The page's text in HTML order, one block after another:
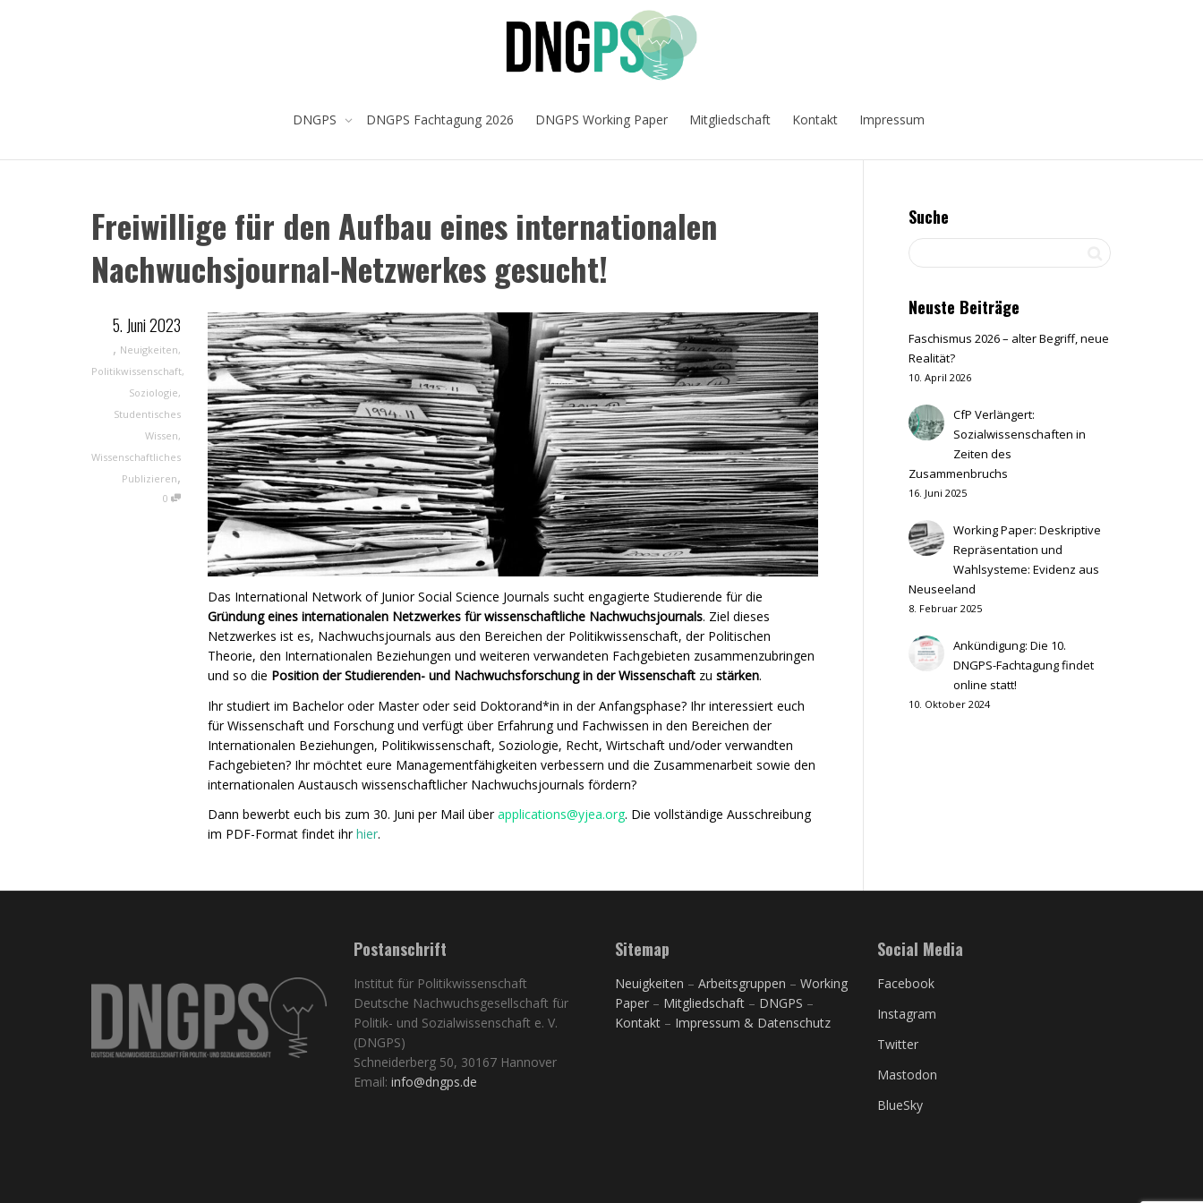
DNGPS DNGPS Fachtagung 2026 DNGPS Working Paper Mitgliedschaft Kontakt Impressum
Freiwillige für den Aufbau eines internationalen
Nachwuchsjournal-Netzwerkes gesucht!
5. Juni 2023
, Neuigkeiten,
Politikwissenschaft,
Soziologie,
Studentisches
Wissen,
Wissenschaftliches
Publizieren,
0
Das International Network of Junior Social Science Journals sucht engagierte Studierende für die
Gründung eines internationalen Netzwerkes für wissenschaftliche Nachwuchsjournals. Ziel dieses
Netzwerkes ist es, Nachwuchsjournals aus den Bereichen der Politikwissenschaft, der Politischen
Theorie, den Internationalen Beziehungen und weiteren verwandeten Fachgebieten zusammenzubringen
und so die Position der Studierenden- und Nachwuchsforschung in der Wissenschaft zu stärken.
Ihr studiert im Bachelor oder Master oder seid Doktorand*in in der Anfangsphase? Ihr interessiert euch
für Wissenschaft und Forschung und verfügt über Erfahrung und Fachwissen in den Bereichen der
Internationalen Beziehungen, Politikwissenschaft, Soziologie, Recht, Wirtschaft und/oder verwandten
Fachgebieten? Ihr möchtet eure Managementfähigkeiten verbessern und die Zusammenarbeit sowie den
internationalen Austausch wissenschaftlicher Nachwuchsjournals fördern?
Dann bewerbt euch bis zum 30. Juni per Mail überapplications@yjea.org. Die vollständige Ausschreibung
im PDF-Format findet ihrhier.
Suche
Neuste Beiträge
Faschismus 2026 – alter Begriff, neue
Realität?
10. April 2026
CfP Verlängert:
Sozialwissenschaften in
Zeiten des
Zusammenbruchs
16. Juni 2025
Working Paper: Deskriptive
Repräsentation und
Wahlsysteme: Evidenz aus
Neuseeland
8. Februar 2025
Ankündigung: Die 10.
DNGPS-Fachtagung findet
online statt!
10. Oktober 2024
Postanschrift
Institut für Politikwissenschaft
Deutsche Nachwuchsgesellschaft für
Politik- und Sozialwissenschaft e. V.
(DNGPS)
Schneiderberg 50, 30167 Hannover
Email: info@dngps.de
Sitemap
Neuigkeiten – Arbeitsgruppen – Working
Paper – Mitgliedschaft – DNGPS –
Kontakt – Impressum & Datenschutz
Social Media
Facebook
Instagram
Twitter
Mastodon
BlueSky